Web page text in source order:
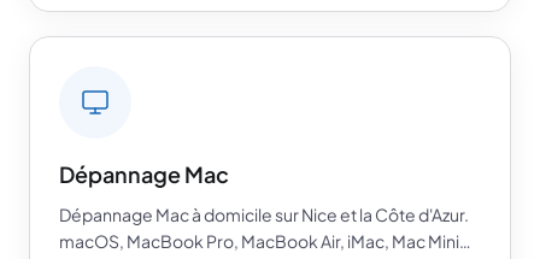
Dépannage Mac
Dépannage Mac à domicile sur Nice et la Côte d'Azur.
macOS, MacBook Pro, MacBook Air, iMac, Mac Mini…